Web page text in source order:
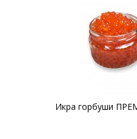
Икра горбуши